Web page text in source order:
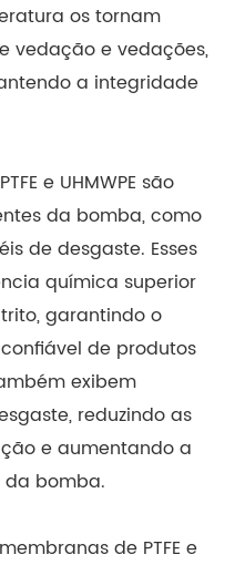
os tornam
vedação e vedações,
a integridade
e UHMWPE são
da bomba, como
de desgaste. Esses
química superior
garantindo o
de produtos
exibem
reduzindo as
e aumentando a
bomba.
de PTFE e